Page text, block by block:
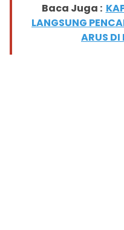
Baca Juga :
LANGSUNG
ARUS DI